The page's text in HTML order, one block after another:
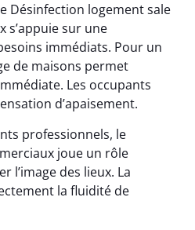
Désinfection logement sale
s’appuie sur une
immédiats. Pour un
de maisons permet
Les occupants
d’apaisement.
professionnels, le
joue un rôle
l’image des lieux. La
la fluidité de